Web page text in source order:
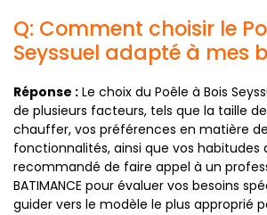
Q: Comment choisir le
Seyssuel adapté à mes
Réponse : Le choix du Poêle à Bois
de plusieurs facteurs, tels que la taille
chauffer, vos préférences en matière
fonctionnalités, ainsi que vos habitudes
recommandé de faire appel à un
BATIMANCE pour évaluer vos besoins
guider vers le modèle le plus approprié